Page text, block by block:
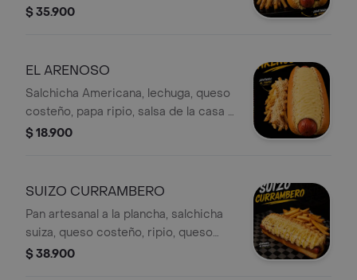
salsa de la casa, salsa piña, papas a
$ 35.900
EL ARENOSO
Salchicha Americana, lechuga, queso
costeño, papa ripio, salsa de la casa ,
salsa piña y gratinado
$ 18.900
SUIZO CURRAMBERO
Pan artesanal a la plancha, salchicha
suiza, queso costeño, ripio, queso
mozzarella, salsa de la casa y papas a
$ 38.900